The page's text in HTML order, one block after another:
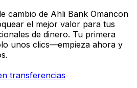
cambio de Ahli Bank Omancon
el mejor valor para tus
de dinero. Tu primera
unos clics—empieza ahora y
transferencias